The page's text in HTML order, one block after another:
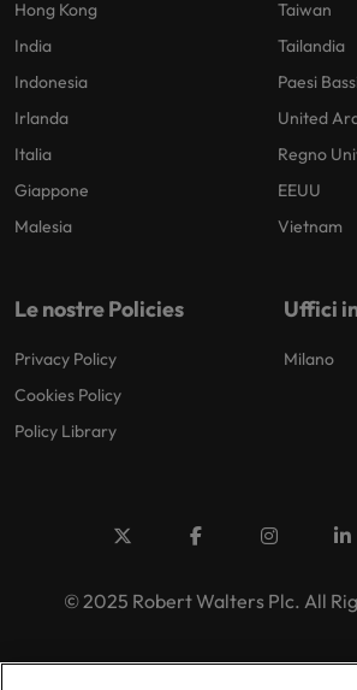
Hong Kong
India
Indonesia
Irlanda
Italia
Giappone
Malesia
Taiwan
Tailandia
Paesi
United
Regno
EEUU
Vietnam
Le nostre Policies
Privacy Policy
Cookies Policy
Policy Library
Uffici
Milano
© 2025 Robert Walters Plc. All